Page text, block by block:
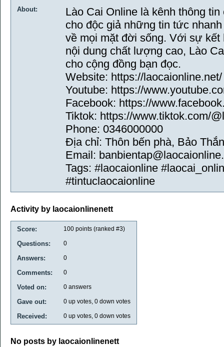
About:
Lào Cai Online là kênh thông
cho độc giả những tin tức
về mọi mặt đời sống. Với sự
nội dung chất lượng cao, Lào
cho cộng đồng bạn đọc.
Website: https://laocaionline.net/
Youtube: https://
Facebook: https://
Tiktok: https://www.tiktok.com/
Phone: 0346000000
Địa chỉ: Thôn bến phà, Bảo
Email:
Tags: #laocaionline
#tintuclaocaionline
Activity by laocaionlinenett
Score: 100 points (ranked #3)
Questions: 0
Answers: 0
Comments: 0
Voted on: 0 answers
Gave out: 0 up votes, 0 down votes
Received: 0 up votes, 0 down votes
No posts by laocaionlinenett